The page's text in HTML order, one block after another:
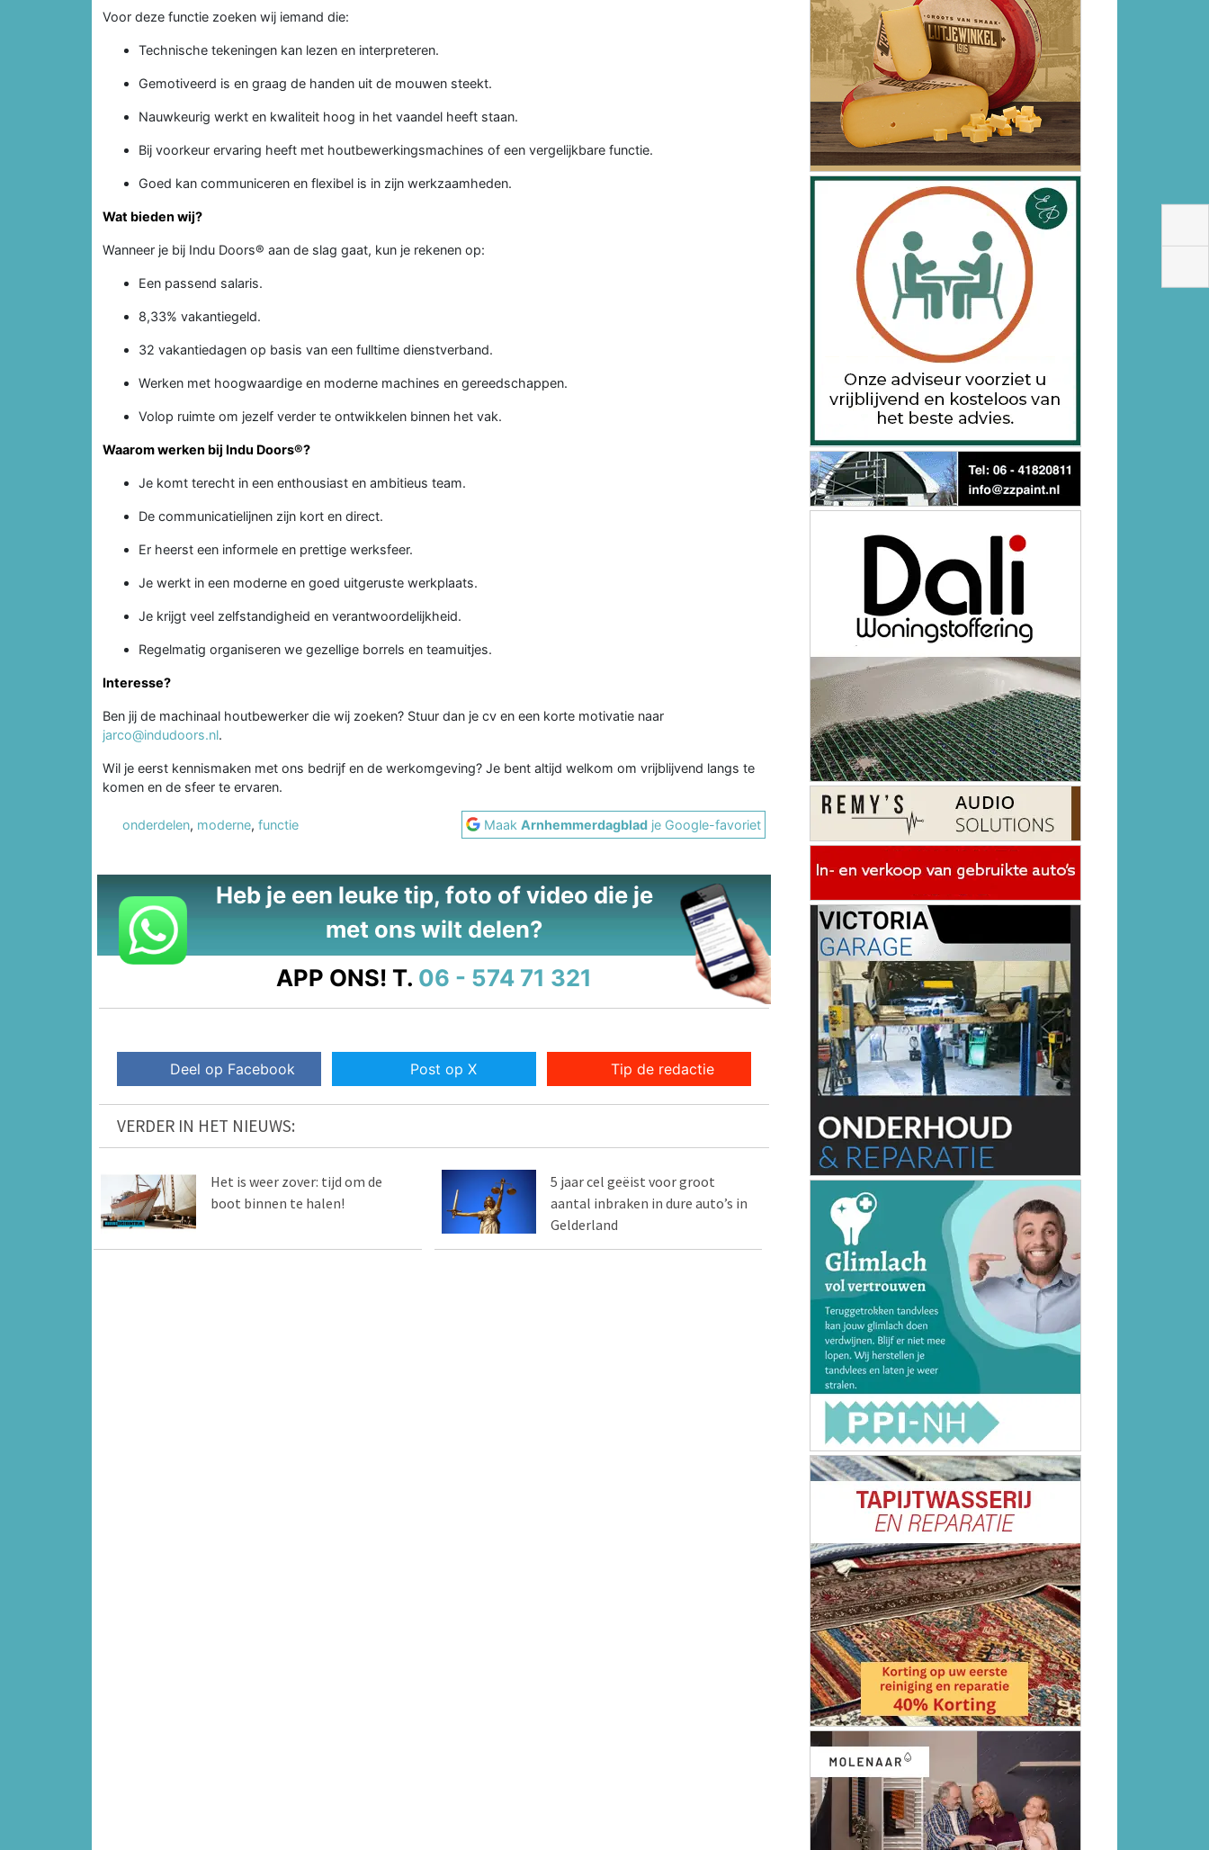
Voor deze functie zoeken wij iemand die:
Technische tekeningen kan lezen en interpreteren.
Gemotiveerd is en graag de handen uit de mouwen steekt.
Nauwkeurig werkt en kwaliteit hoog in het vaandel heeft staan.
Bij voorkeur ervaring heeft met houtbewerkingsmachines of een vergelijkbare functie.
Goed kan communiceren en flexibel is in zijn werkzaamheden.
Wat bieden wij?
Wanneer je bij Indu Doors® aan de slag gaat, kun je rekenen op:
Een passend salaris.
8,33% vakantiegeld.
32 vakantiedagen op basis van een fulltime dienstverband.
Werken met hoogwaardige en moderne machines en gereedschappen.
Volop ruimte om jezelf verder te ontwikkelen binnen het vak.
Waarom werken bij Indu Doors®?
Je komt terecht in een enthousiast en ambitieus team.
De communicatielijnen zijn kort en direct.
Er heerst een informele en prettige werksfeer.
Je werkt in een moderne en goed uitgeruste werkplaats.
Je krijgt veel zelfstandigheid en verantwoordelijkheid.
Regelmatig organiseren we gezellige borrels en teamuitjes.
Interesse?
Ben jij de machinaal houtbewerker die wij zoeken? Stuur dan je cv en een korte motivatie naar
jarco@indudoors.nl.
Wil je eerst kennismaken met ons bedrijf en de werkomgeving? Je bent altijd welkom om vrijblijvend langs te
komen en de sfeer te ervaren.
onderdelen, moderne, functie MaakArnhemmerdagblad je Google-favoriet
Heb je een leuke tip, foto of video die je
met ons wilt delen?
APP ONS! T. 06 - 574 71 321
Deel op Facebook Post op X Tip de redactie
VERDER IN HET NIEUWS:
Het is weer zover: tijd om de
boot binnen te halen!
5 jaar cel geëist voor groot
aantal inbraken in dure auto’s in
Gelderland